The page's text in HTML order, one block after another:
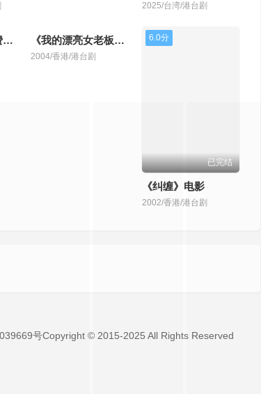
2025/台湾/港台剧
2.0分 《纠缠》电影
号Copyright © 2015-2025 All Rights Reserved